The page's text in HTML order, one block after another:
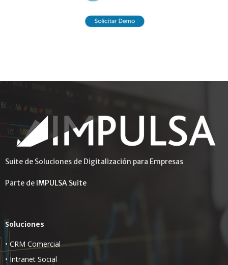
Suite de Soluciones de Digitalización para Empresas
Parte de IMPULSA Suite
Soluciones
•CRM Comercial
• Intranet Social